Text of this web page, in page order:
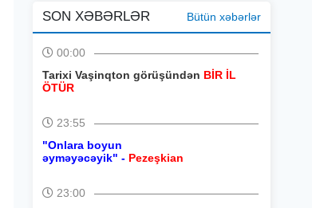
SON XƏBƏRLƏR Bütün xəbərlər
00:00
Tarixi Vaşinqton görüşündən BİR İL
ÖTÜR
23:55
"Onlara boyun
əyməyəcəyik" - Pezeşkian
23:00